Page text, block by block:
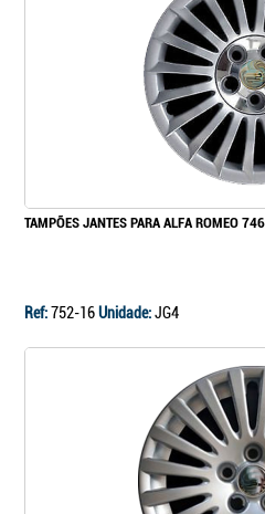
TAMPÕES JANTES PARA ALFA ROMEO
Ref:752-16Unidade:JG4